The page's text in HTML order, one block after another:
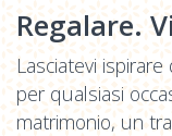
Regalare.
Lasciatevi
per qualsiasi
matrimonio, un